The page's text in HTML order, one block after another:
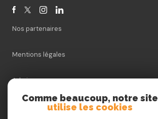
Nos partenaires
Mentions légales
Admin
Nos honoraires
Comme beaucoup, notre site
utilise les cookies